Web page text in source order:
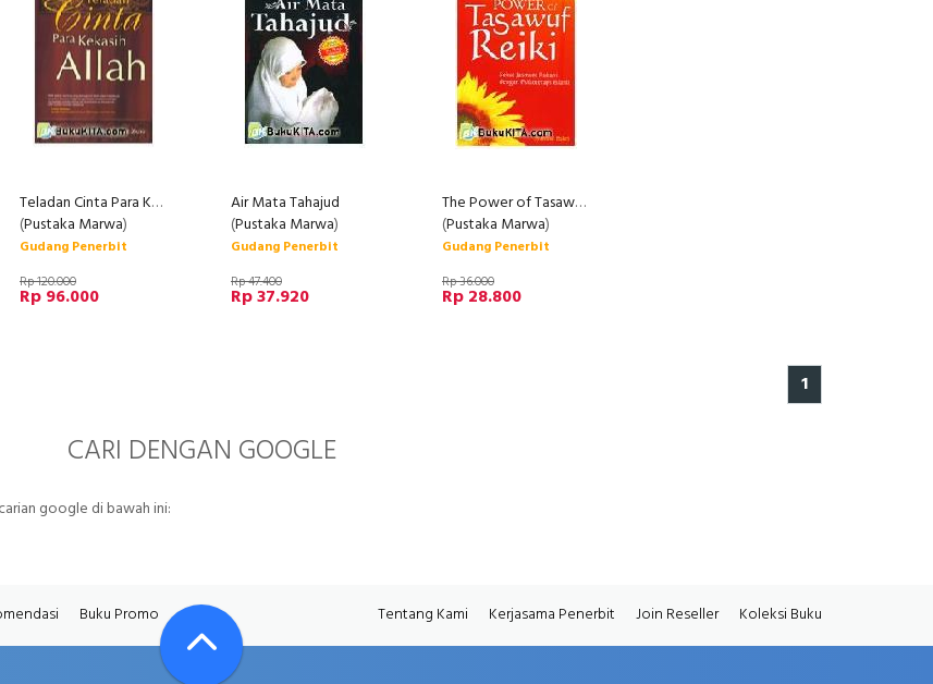
Teladan Cinta Para Kekasih Allah
(Pustaka Marwa)
Gudang Penerbit
Rp 120.000
Rp 96.000
Air Mata Tahajud
(Pustaka Marwa)
Gudang Penerbit
Rp 47.400
Rp 37.920
The Power of Tasawuf Reiki
(Pustaka Marwa)
Gudang Penerbit
Rp 36.000
Rp 28.800
1
CARI DENGAN GOOGLE
google di bawah ini:
Buku Promo Tentang Kami Kerjasama Penerbit Join Reseller Koleksi Buku